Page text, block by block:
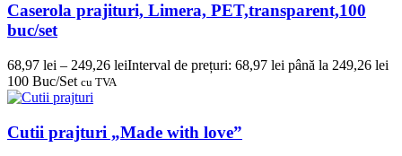
Caserola prajituri, Limera, PET,transparent,100
buc/set
68,97 lei – 249,26 leiInterval de prețuri: 68,97 lei până la 249,26 lei
100 Buc/Set cu TVA
Cutii prajturi „Made with love”